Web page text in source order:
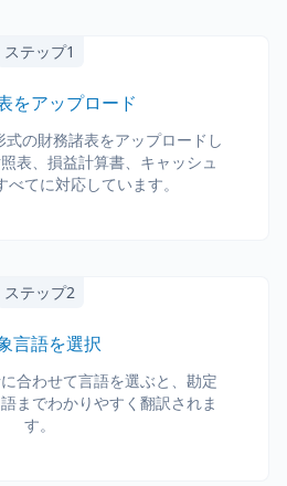
ステップ1
をアップロード
式の財務諸表をアップロードし
表、損益計算書、キャッシュ
てに対応しています。
ステップ2
言語を選択
合わせて言語を選ぶと、勘定
までわかりやすく翻訳されま
す。